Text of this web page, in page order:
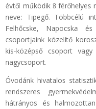
évtől működik 8 férőhelyes
neve: Tipegő. Többcélú
Felhőcske, Napocska
csoportjaink közelítő
kis-középső csoport
nagycsoport.
Óvodánk hivatalos
rendszeres
hátrányos és